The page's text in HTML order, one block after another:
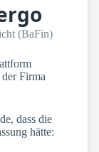
(BaFin)
Firma
dass die
hätte: